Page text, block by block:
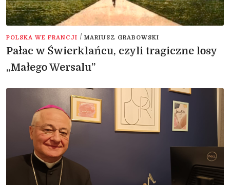
POLSKA WE FRANCJI / MARIUSZ GRABOWSKI
Pałac w Świerklańcu, czyli tragiczne losy
„Małego Wersalu”